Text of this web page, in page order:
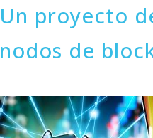
Un proyecto
nodos de